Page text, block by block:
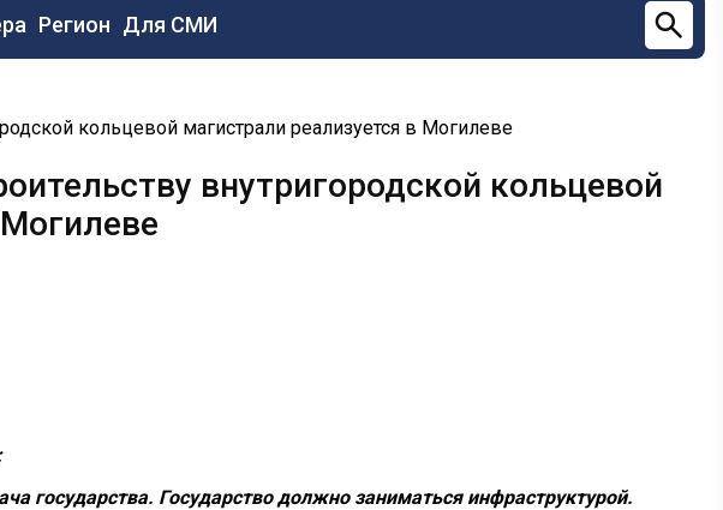
Регион Для СМИ
кольцевой магистрали реализуется в Могилеве
внутригородской кольцевой
государства. Государство должно заниматься инфраструктурой.